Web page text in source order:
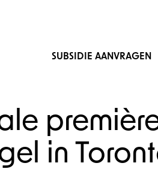
SUBSIDIE AANVRAGEN
in